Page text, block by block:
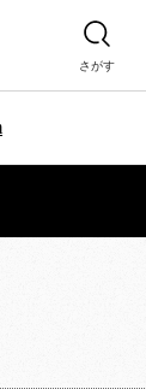
さがす